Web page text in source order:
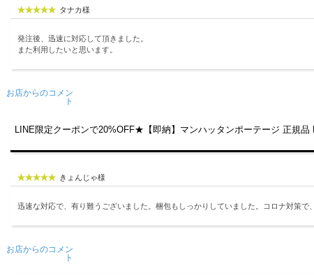
タナカ様
発注後、迅速に対応して頂きました。
また利用したいと思います。
お店からのコメン
ト
LINE限定クーポンで20%OFF★【即納】マンハッタンポーテージ 正規
きょんじゃ様
迅速な対応で、有り難うございました。梱包もしっかりしていました。コロナ対策
お店からのコメン
ト